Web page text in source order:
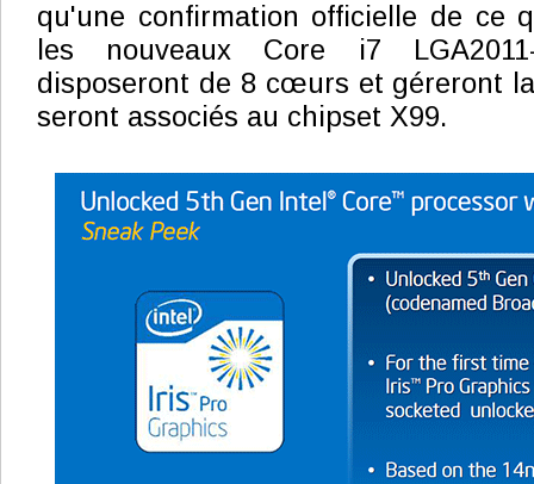
qu'une confirmation officielle de ce
les nouveaux Core i7
disposeront de 8 cœurs et géreront
seront associés au chipset X99.